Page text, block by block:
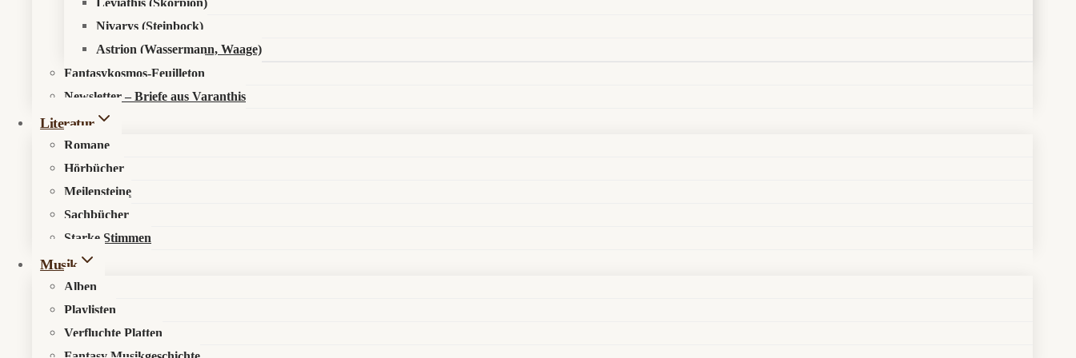
Leviathis (Skorpion)
Nivarys (Steinbock)
Astrion (Wassermann, Waage)
Fantasykosmos-Feuilleton
Newsletter – Briefe aus Varanthis
Literatur
Romane
Hörbücher
Meilensteine
Sachbücher
Starke Stimmen
Musik
Alben
Playlisten
Verfluchte Platten